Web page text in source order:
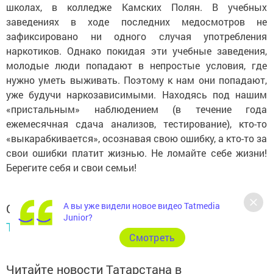
школах, в колледже Камских Полян. В учебных
заведениях в ходе последних медосмотров не
зафиксировано ни одного случая употребления
наркотиков. Однако покидая эти учебные заведения,
молодые люди попадают в непростые условия, где
нужно уметь выживать. Поэтому к нам они попадают,
уже будучи наркозависимыми. Находясь под нашим
«пристальным» наблюдением (в течение года
ежемесячная сдача анализов, тестирование), кто-то
«выкарабкивается», осознавая свою ошибку, а кто-то за
свои ошибки платит жизнью. Не ломайте себе жизни!
Берегите себя и свои семьи!
Следите за самым важным и интересным в
Telegram-канале
Татмедиа
Читайте новости Татарстана в
А вы уже видели новое видео Tatmedia
Junior?
Cмотреть